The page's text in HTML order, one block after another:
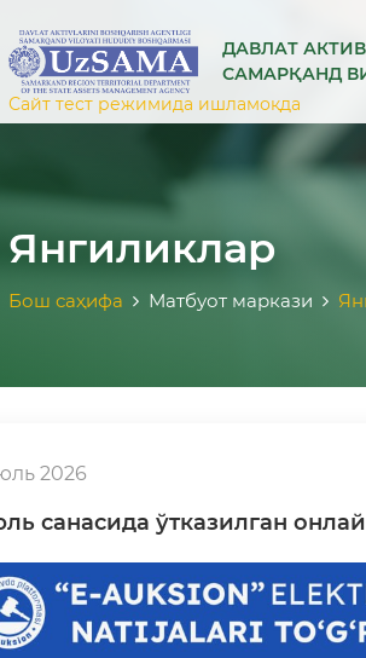
ДАВЛАТ
САМАРҚАНД
Сайт тест режимида ишламоқда
Янгиликлар
Бош саҳифа Матбуот маркази
2026
санасида ўтказилган